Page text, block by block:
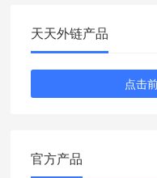
天天外链产品
点击
官方产品